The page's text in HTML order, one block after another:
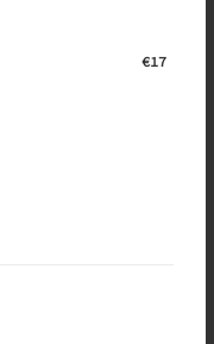
€17